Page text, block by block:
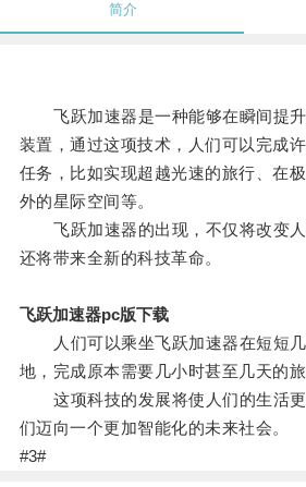
简介
飞跃加速器是一种能够在瞬间提升
装置，通过这项技术，人们可以完成
任务，比如实现超越光速的旅行、在
外的星际空间等。
飞跃加速器的出现，不仅将改变人
还将带来全新的科技革命。
飞跃加速器pc版下载
人们可以乘坐飞跃加速器在短短几
地，完成原本需要几小时甚至几天的旅
这项科技的发展将使人们的生活更
们迈向一个更加智能化的未来社会。
#3#